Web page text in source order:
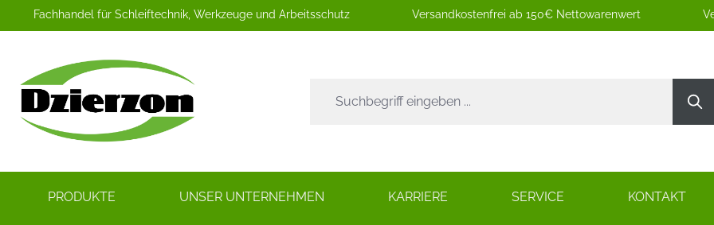
Zur Hauptnavigation springen
Fachhandel für Schleiftechnik, Werkzeuge und Arbeitsschutz Versandkostenfrei ab 150€ Nettowarenwert
PRODUKTE UNSER UNTERNEHMEN KARRIERE SERVICE KONTAKT